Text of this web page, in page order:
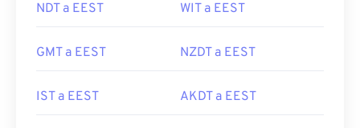
NDT a EEST WIT a EEST
GMT a EEST NZDT a EEST
IST a EEST AKDT a EEST